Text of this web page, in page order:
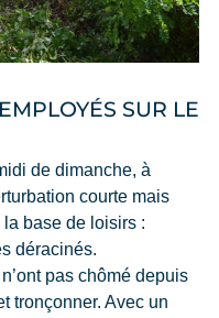
SUR LE
de dimanche, à
courte mais
base de loisirs :
déracinés.
pas chômé depuis
tronçonner. Avec un